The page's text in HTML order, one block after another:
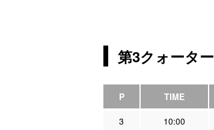
第3クォーター
P TIME
3 10:00